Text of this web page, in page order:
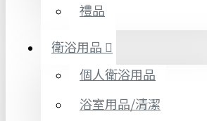
禮品
衛浴用品
個人衛浴用品
浴室用品/清潔